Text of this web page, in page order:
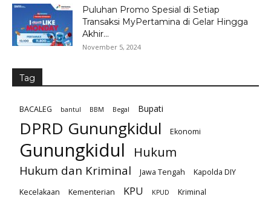
Puluhan Promo Spesial di Setiap
Transaksi MyPertamina di Gelar Hingga
Akhir...
November 5, 2024
Tag
BACALEG bantul BBM Begal Bupati
DPRD Gunungkidul Ekonomi
Gunungkidul Hukum
Hukum dan Kriminal Jawa Tengah
Kapolda DIY
Kecelakaan
Kementerian KPU KPUD
Kriminal